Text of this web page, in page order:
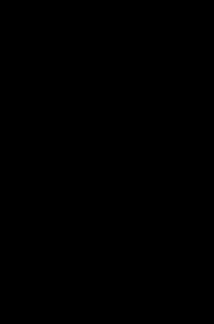
Meyn, Änne Bruck, 87’